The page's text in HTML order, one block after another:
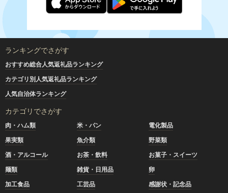
ランキングでさがす
おすすめ総合人気返礼品ランキング
カテゴリ別人気返礼品ランキング
人気自治体ランキング
カテゴリでさがす
肉・ハム類 米・パン
電化製品
果実類
魚介類
野菜類
酒・アルコール
お茶・飲料
お菓子・スイーツ
麺類
雑貨・日用品
卵
加工食品
工芸品
感謝状・記念品